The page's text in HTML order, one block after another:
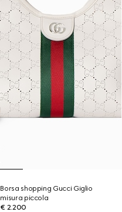
Borsa shopping Gucci Giglio
misura piccola
€ 2.200